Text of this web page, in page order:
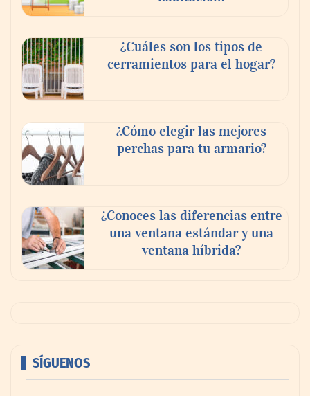
¿Cuáles son los tipos de
cerramientos para el hogar?
¿Cómo elegir las mejores
perchas para tu armario?
¿Conoces las diferencias entre
una ventana estándar y una
ventana híbrida?
SÍGUENOS